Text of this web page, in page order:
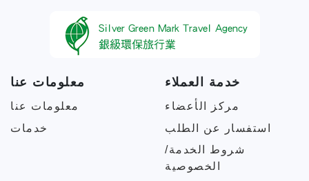
معلومات عنا
معلومات عنا
خدمات
خدمة العملاء
مركز الأعضاء
استفسار عن الطلب
شروط الخدمة/
الخصوصية